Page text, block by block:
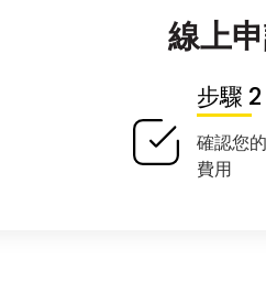
線上
步驟 2
確認您
費用